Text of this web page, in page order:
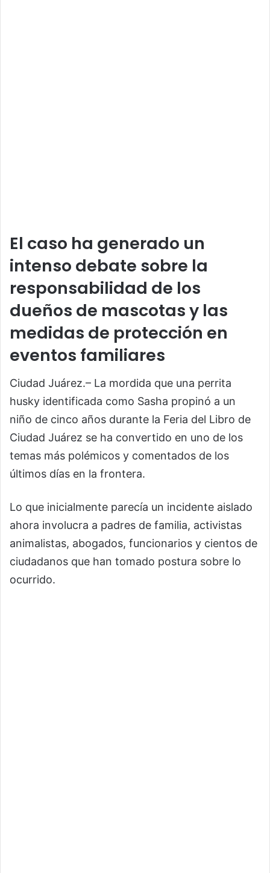
El caso ha generado un
intenso debate sobre la
responsabilidad de los
dueños de mascotas y las
medidas de protección en
eventos familiares
Ciudad Juárez.– La mordida que una perrita
husky identificada como Sasha propinó a un
niño de cinco años durante la Feria del Libro de
Ciudad Juárez se ha convertido en uno de los
temas más polémicos y comentados de los
últimos días en la frontera.
Lo que inicialmente parecía un incidente aislado
ahora involucra a padres de familia, activistas
animalistas, abogados, funcionarios y cientos de
ciudadanos que han tomado postura sobre lo
ocurrido.